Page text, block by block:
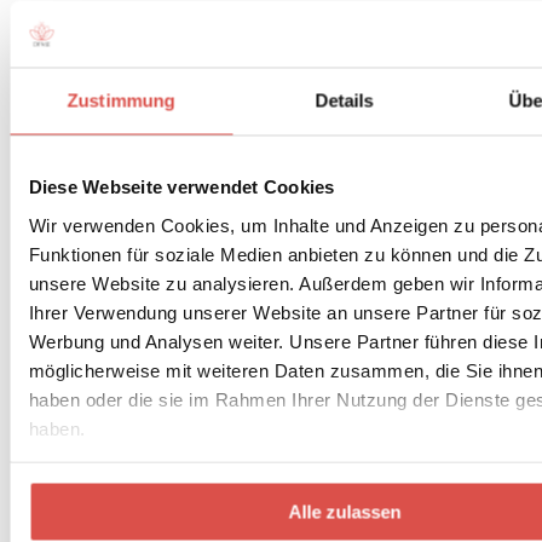
Zustimmung Details
Diese Webseite verwendet Cookies
Wir verwenden Cookies, um Inhalte und Anzeigen zu
Funktionen für soziale Medien anbieten zu können und die
unsere Website zu analysieren. Außerdem geben wir
Ihrer Verwendung unserer Website an unsere Partner für
Werbung und Analysen weiter. Unsere Partner führen diese
möglicherweise mit weiteren Daten zusammen, die Sie
haben oder die sie im Rahmen Ihrer Nutzung der Dienste
haben.
Alle zulassen
Gehmeditation
Wie gehe ich mit Ärger und Wut in der
Achtsamkeitsmeditation um?
10 Tipps zum achtsamen Umgang mit der Corona-Angst
Achtsamkeit in Unternehmen: Ein Trojanisches Pferd?
Aikido der Kommunikation: Die Kunst des achtsamen
Mitgefühl in den Alltag bringen
2 Achtsamkeitsübungen um Ruhe ins Grübeln zu bringen
5 Tipps zum achtsamen Umgang mit schwierigen Gedanken
Achtsamkeitstag zu Hause
Verloren in der Krise: So findest du deine Achtsamkeit wieder
Filmtipp: ‚Der letzte Dalai Lama?‘
Tagebuch einer Achtsamkeitslehrerin in der Corona-Krise
Achtsamkeitsrituale: Das Alltägliche wertschätzen
Achtsame Führung: Der Weg zu exzellenter